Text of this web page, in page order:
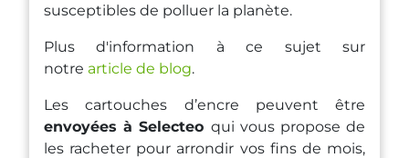
susceptibles de polluer la planète.
Plus d'information à ce sujet sur
notre article de blog.
Les cartouches d’encre peuvent être
envoyées àSelecteo qui vous propose de
les racheter pour arrondir vos fins de mois,